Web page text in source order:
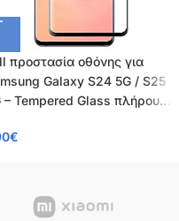
προστασία οθόνης για
Galaxy S24 5G / S25
– Tempered Glass πλήρους
€